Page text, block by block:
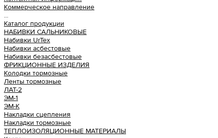
Коммерческое направление
...
Каталог продукции
НАБИВКИ САЛЬНИКОВЫЕ
Набивки UrTex
Набивки асбестовые
Набивки безасбестовые
ФРИКЦИОННЫЕ ИЗДЕЛИЯ
Колодки тормозные
Ленты тормозные
ЛАТ-2
ЭМ-1
ЭМ-К
Накладки сцепления
Накладки тормозные
ТЕПЛОИЗОЛЯЦИОННЫЕ МАТЕРИАЛЫ